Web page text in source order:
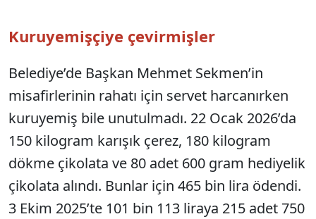
Kuruyemişçiye çevirmişler
Belediye’de Başkan Mehmet Sekmen’in
misafirlerinin rahatı için servet harcanırken
kuruyemiş bile unutulmadı. 22 Ocak 2026’da
150 kilogram karışık çerez, 180 kilogram
dökme çikolata ve 80 adet 600 gram hediyelik
çikolata alındı. Bunlar için 465 bin lira ödendi.
3 Ekim 2025’te 101 bin 113 liraya 215 adet 750